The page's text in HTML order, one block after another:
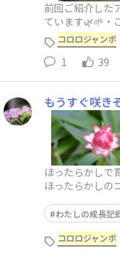
前回ご紹介した
ています🌿🌱・
見が写真の中に
コロロジャンボ
1 39
もうすぐ咲き
ほったらかしで
ほったらかしの
わたしの成長記
コロロジャンボ